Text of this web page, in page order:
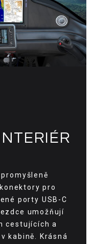
pro
porty USB-C
umožňují
cestujících a
kabině. Krásná